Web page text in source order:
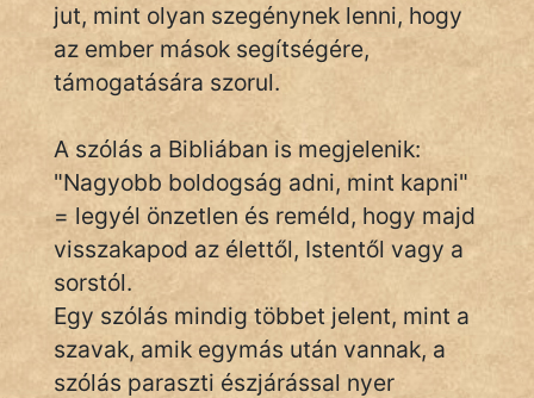
PSZICHO
ZENE
ÉLETMÓD
MAGYARSÁG
És
TÖRTÉNELEM
Népszerű szerzőink:
jut, mint olyan szegénynek lenni, hogy
az ember mások segítségére,
támogatására szorul.
A szólás a Bibliában is megjelenik:
"Nagyobb boldogság adni, mint kapni"
= legyél önzetlen és reméld, hogy majd
visszakapod az élettől, Istentől vagy a
sorstól.
Egy szólás mindig többet jelent, mint a
szavak, amik egymás után vannak, a
szólás paraszti észjárással nyer